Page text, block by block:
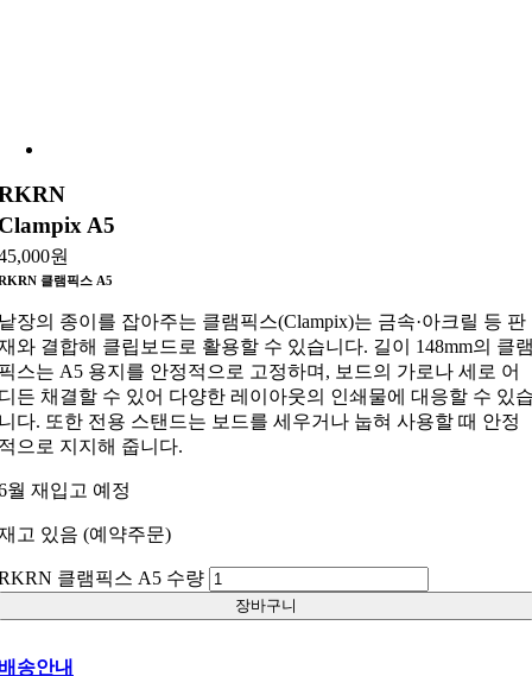
A5
원
클램픽스 A5
장의 종이를 잡아주는 클램픽스(Clampix)는 금속·아크릴 등 판
와 결합해 클립보드로 활용할 수 있습니다. 길이 148mm의 클
스는 A5 용지를 안정적으로 고정하며, 보드의 가로나 세로 어
든 채결할 수 있어 다양한 레이아웃의 인쇄물에 대응할 수 있
다. 또한 전용 스탠드는 보드를 세우거나 눕혀 사용할 때 안정
으로 지지해 줍니다.
월 재입고 예정
고 있음 (예약주문)
클램픽스 A5 수량
장바구니
송안내